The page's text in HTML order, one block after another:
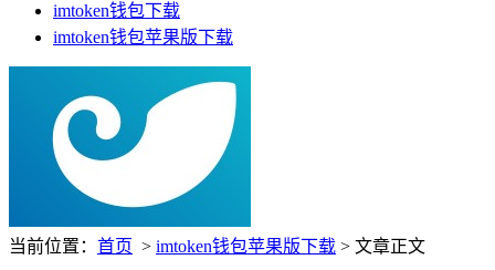
imtoken钱包下载
imtoken钱包苹果版下载
当前位置： 首页 > imtoken钱包苹果版下载 > 文章正文